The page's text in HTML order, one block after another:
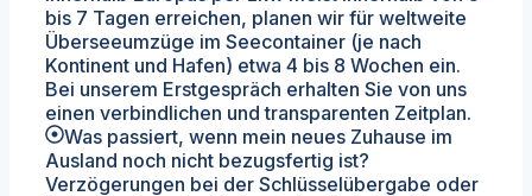
bis 7 Tagen erreichen, planen wir für weltweite
Überseeumzüge im Seecontainer (je nach
Kontinent und Hafen) etwa 4 bis 8 Wochen ein.
Bei unserem Erstgespräch erhalten Sie von uns
einen verbindlichen und transparenten Zeitplan.
Was passiert, wenn mein neues Zuhause im
Ausland noch nicht bezugsfertig ist?
Verzögerungen bei der Schlüsselübergabe oder